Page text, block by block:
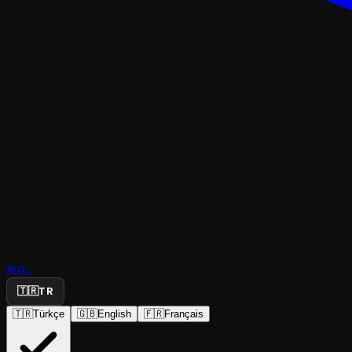
Ara...
🇹🇷TR
🇹🇷Türkçe 🇬🇧English 🇫🇷Français
Öyküm